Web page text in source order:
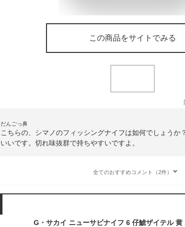
この商品をサイトでみる
だんごっ鼻
こちらの、シマノのフィッシングナイフは如何でしょうか
いいです。切れ味抜群で持ちやすいですよ。
全てのおすすめコメント（2件）
G・サカイ ニューサビナイフ 6 仔鯱ザイテル 黄